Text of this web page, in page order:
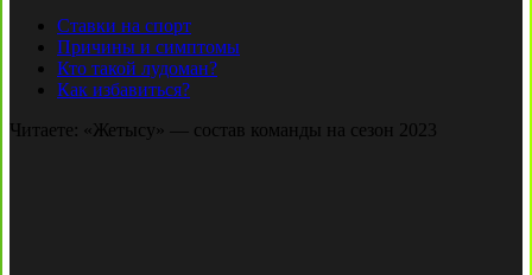
Ставки на спорт
Причины и симптомы
Кто такой лудоман?
Как избавиться?
Читаете: «Жетысу» — состав команды на сезон 2023